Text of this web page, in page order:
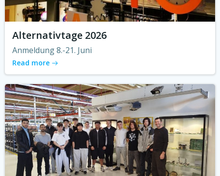
Alternativtage 2026
Anmeldung 8.-21. Juni
Read more